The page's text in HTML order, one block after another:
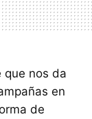
que nos da
en
de